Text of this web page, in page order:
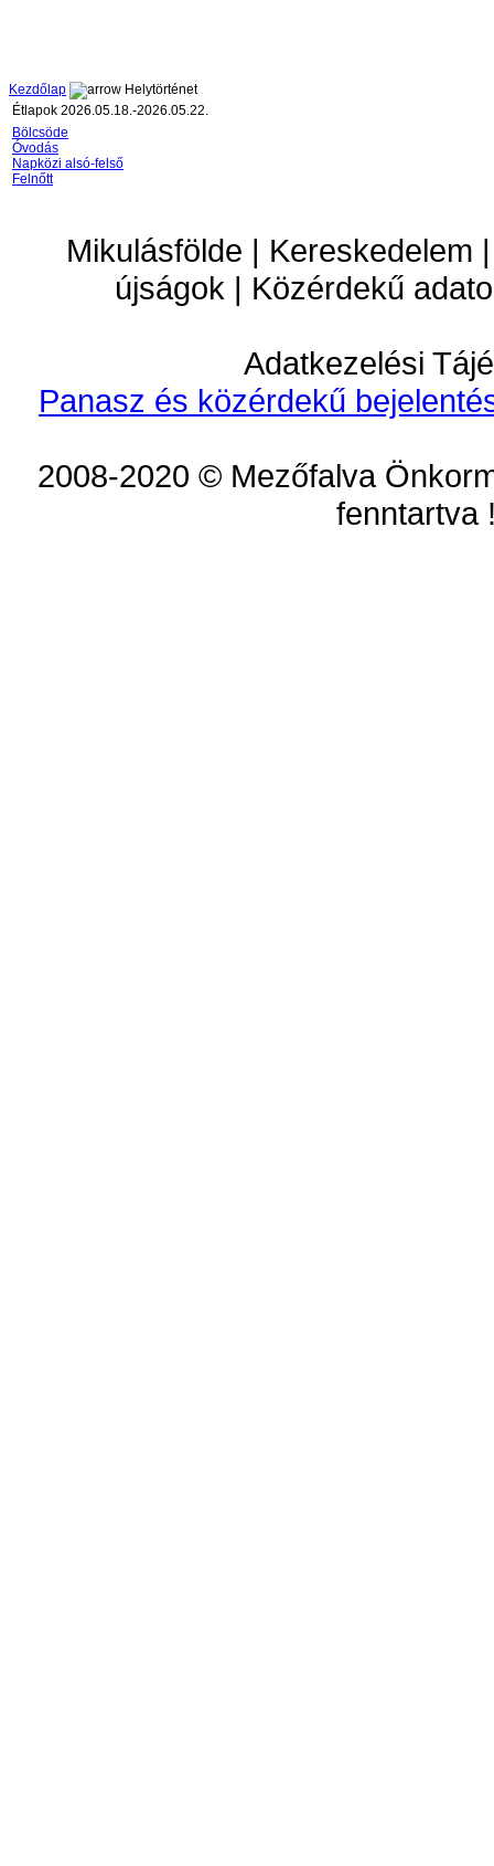
Kezdőlap
Helytörténet
Étlapok 2026.05.18.-2026.05.22.
Bölcsöde
Óvodás
Napközi alsó-felső
Felnőtt
Mikulásfölde | Kereskedelem
újságok | Közérdekű
Adatkezelési
Panasz és közérdekű
2008-2020 © Mezőfalva
fenntartva